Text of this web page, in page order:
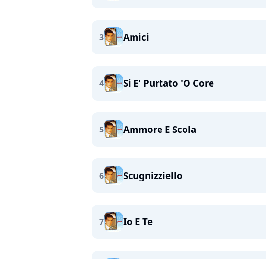
3 Amici
4 Si E' Purtato 'O Core
5 Ammore E Scola
6 Scugnizziello
7 Io E Te